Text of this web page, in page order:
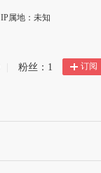
IP属地：未知
粉丝： 1 订阅